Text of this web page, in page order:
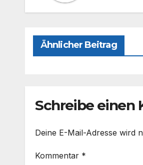
Ähnlicher Beitrag
Schreibe einen
Deine E-Mail-Adresse wird
Kommentar *